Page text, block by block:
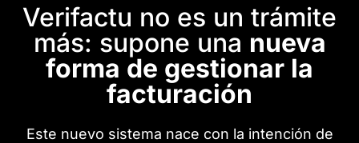
Verifactu no es un trámite
más: supone una nueva
forma de gestionar la
facturación
Este nuevo sistema nace con la intención de